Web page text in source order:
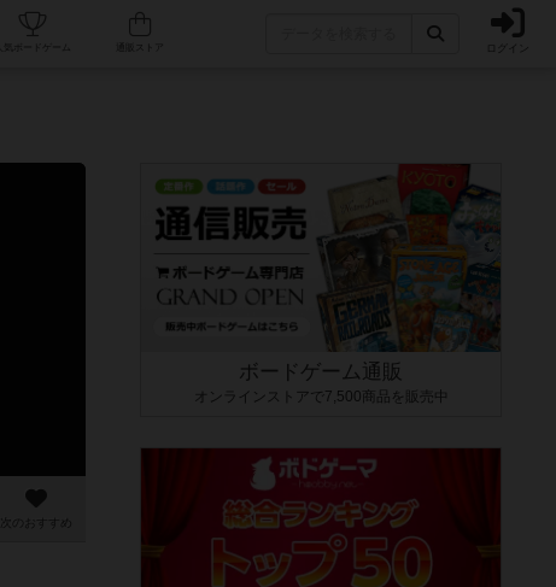
人気ボードゲーム ログイン
次のおすすめ
ボードゲーム通販
オンラインストアで7,500商品を販売中